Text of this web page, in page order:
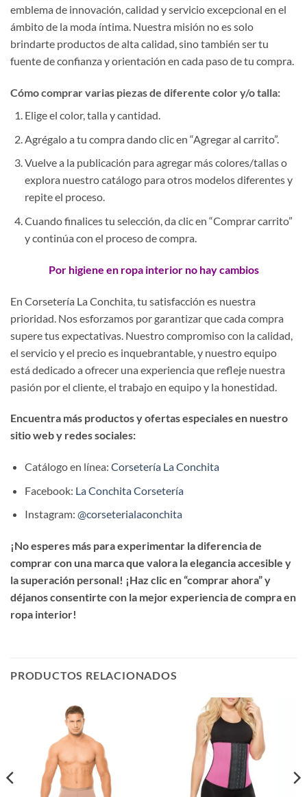
emblema de innovación, calidad y servicio excepcional en el
ámbito de la moda íntima. Nuestra misión no es solo
brindarte productos de alta calidad, sino también ser tu
fuente de confianza y orientación en cada paso de tu compra.
Cómo comprar varias piezas de diferente color y/o talla:
Elige el color, talla y cantidad.
Agrégalo a tu compra dando clic en “Agregar al carrito”.
Vuelve a la publicación para agregar más colores/tallas o
explora nuestro catálogo para otros modelos diferentes y
repite el proceso.
Cuando finalices tu selección, da clic en “Comprar carrito”
y continúa con el proceso de compra.
Por higiene en ropa interior no hay cambios
En Corsetería La Conchita, tu satisfacción es nuestra
prioridad. Nos esforzamos por garantizar que cada compra
supere tus expectativas. Nuestro compromiso con la calidad,
el servicio y el precio es inquebrantable, y nuestro equipo
está dedicado a ofrecer una experiencia que refleje nuestra
pasión por el cliente, el trabajo en equipo y la honestidad.
Encuentra más productos y ofertas especiales en nuestro
sitio web y redes sociales:
Catálogo en línea: Corsetería La Conchita
Facebook: La Conchita Corsetería
Instagram: @corseterialaconchita
¡No esperes más para experimentar la diferencia de
comprar con una marca que valora la elegancia accesible y
la superación personal! ¡Haz clic en “comprar ahora” y
déjanos consentirte con la mejor experiencia de compra en
ropa interior!
PRODUCTOS RELACIONADOS